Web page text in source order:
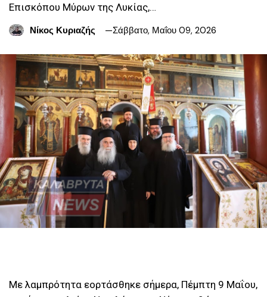
Επισκόπου Μύρων της Λυκίας,…
Νίκος Κυριαζής
Σάββατο, Μαΐου 09, 2026
Με λαμπρότητα εορτάσθηκε σήμερα, Πέμπτη 9 Μαΐου,